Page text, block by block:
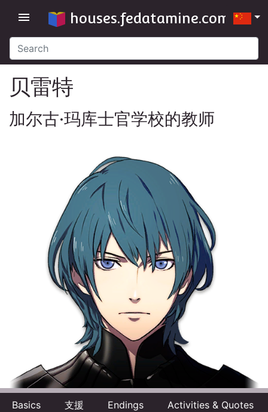
menu houses.fedatamine.com
贝雷特
加尔古·玛库士官学校的教师
Basics 支援 Endings
Activities & Quotes